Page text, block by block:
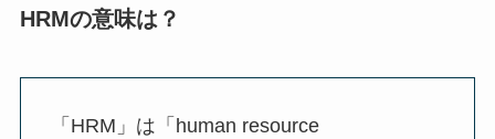
HRMの意味は？
「HRM」は「human resource